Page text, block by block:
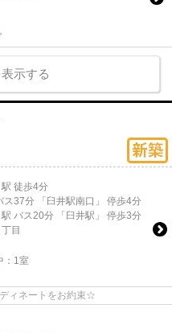
示する
駅 徒歩4分
ス37分 「臼井駅南口」 停歩4分
駅 バス20分 「臼井駅」 停歩3分
丁目
1室
ィネートをお約束☆